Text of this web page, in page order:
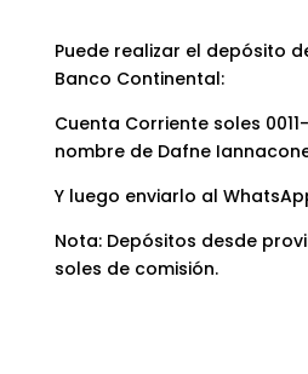
Puede realizar el depósito
Banco Continental:
Cuenta Corriente soles
nombre de Dafne
Y luego enviarlo al
Nota: Depósitos desde
soles de comisión.